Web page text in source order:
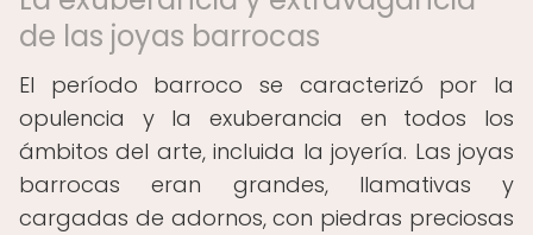
de las joyas barrocas
El período barroco se caracterizó por la
opulencia y la exuberancia en todos los
ámbitos del arte, incluida la joyería. Las joyas
barrocas eran grandes, llamativas y
cargadas de adornos, con piedras preciosas